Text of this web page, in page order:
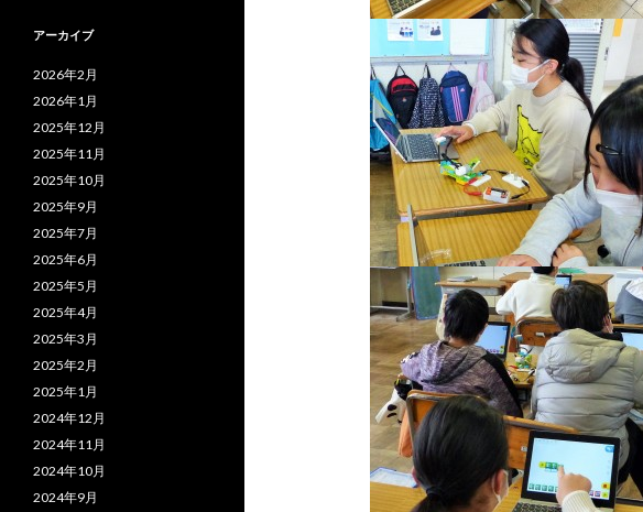
アーカイブ
2026年2月
2026年1月
2025年12月
2025年11月
2025年10月
2025年9月
2025年7月
2025年6月
2025年5月
2025年4月
2025年3月
2025年2月
2025年1月
2024年12月
2024年11月
2024年10月
2024年9月